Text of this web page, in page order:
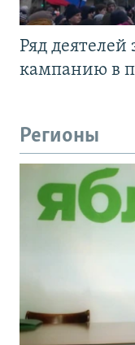
Ряд
кампанию в
Регионы